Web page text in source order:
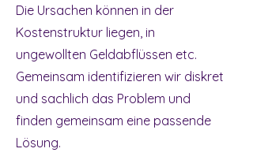
Die Ursachen können in der
Kostenstruktur liegen, in
ungewollten Geldabflüssen etc.
Gemeinsam identifizieren wir diskret
und sachlich das Problem und
finden gemeinsam eine passende
Lösung.